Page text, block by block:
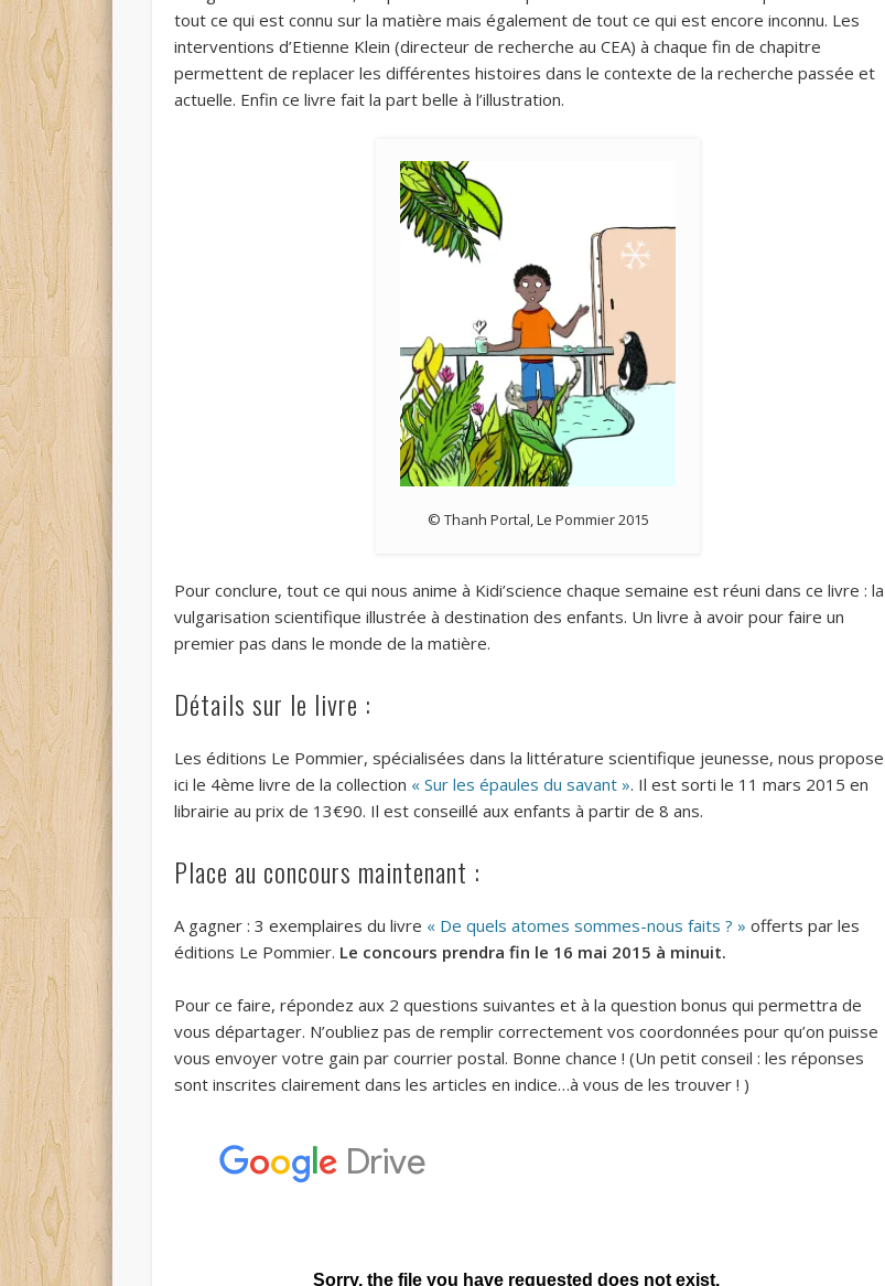
tout ce qui est connu sur la matière mais également de tout ce qui est encore inconnu. Les
interventions d’Etienne Klein (directeur de recherche au CEA) à chaque fin de chapitre
permettent de replacer les différentes histoires dans le contexte de la recherche passée et
actuelle. Enfin ce livre fait la part belle à l’illustration.
© Thanh Portal, Le Pommier 2015
Pour conclure, tout ce qui nous anime à Kidi’science chaque semaine est réuni dans ce livre : la
vulgarisation scientifique illustrée à destination des enfants. Un livre à avoir pour faire un
premier pas dans le monde de la matière.
Détails sur le livre :
Les éditions Le Pommier, spécialisées dans la littérature scientifique jeunesse, nous propose
ici le 4ème livre de la collection « Sur les épaules du savant ». Il est sorti le 11 mars 2015 en
librairie au prix de 13€90. Il est conseillé aux enfants à partir de 8 ans.
Place au concours maintenant :
A gagner : 3 exemplaires du livre « De quels atomes sommes-nous faits ? » offerts par les
éditions Le Pommier. Le concours prendra fin le 16 mai 2015 à minuit.
Pour ce faire, répondez aux 2 questions suivantes et à la question bonus qui permettra de
vous départager. N’oubliez pas de remplir correctement vos coordonnées pour qu’on puisse
vous envoyer votre gain par courrier postal. Bonne chance ! (Un petit conseil : les réponses
sont inscrites clairement dans les articles en indice…à vous de les trouver ! )